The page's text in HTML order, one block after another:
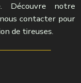
Découvre notre
contacter pour
de tireuses.